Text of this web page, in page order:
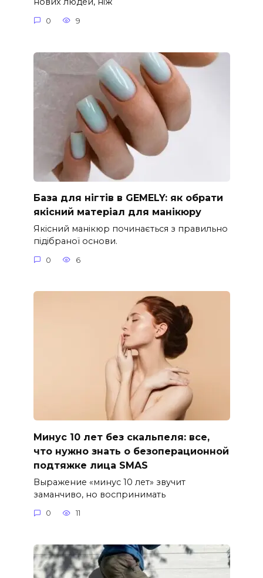
0 9
База для нігтів в GEMELY: як обрати
якісний матеріал для манікюру
Якісний манікюр починається з правильно
підібраної основи.
0 6
Минус 10 лет без скальпеля: все,
что нужно знать о безоперационной
подтяжке лица SMAS
Выражение «минус 10 лет» звучит
заманчиво, но воспринимать
0 11